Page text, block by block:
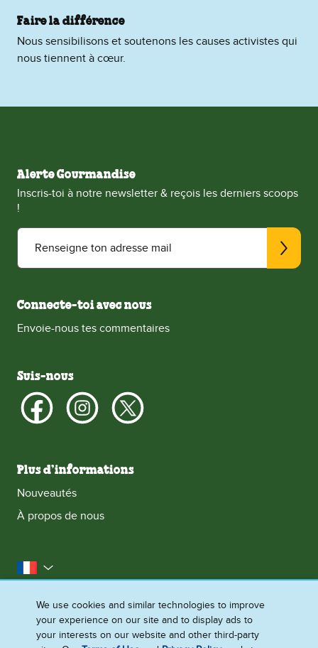
Faire la différence
Nous sensibilisons et soutenons les causes activistes qui
nous tiennent à cœur.
Alerte Gourmandise
Inscris-toi à notre newsletter & reçois les derniers scoops
!
Renseigne ton adresse mail
Connecte-toi avec nous
Envoie-nous tes commentaires
Suis-nous
Plus d’informations
Nouveautés
À propos de nous
la France
Accessibilité
Contactez-nous
Mentions Légales
Politique Cookies
Politique de confidentialité
We use cookies and similar technologies to improve
your experience on our site and to display ads to
your interests on our website and other third-party